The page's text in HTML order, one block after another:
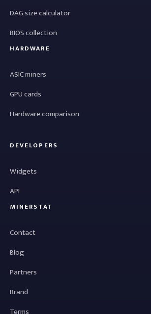
DAG size calculator
BIOS collection
HARDWARE
ASIC miners
GPU cards
Hardware comparison
DEVELOPERS
Widgets
API
MINERSTAT
Contact
Blog
Partners
Brand